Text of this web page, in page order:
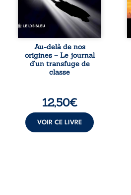
sociale. S’arracher
à ses racines
exige pourtant un
prix invisible. Pris
entre deux
mondes, l’homme
réalise que les
succès
professionnels ne
Au-delà de nos
origines – Le journal
d’un transfuge de
classe
12,50€
VOIR CE LIVRE